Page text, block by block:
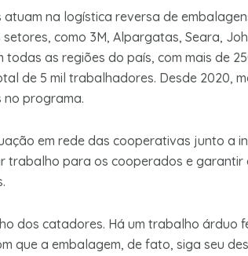
na logística reversa de
como 3M, Alpargatas, Seara,
todas as regiões do país, com mais de
de 5 mil trabalhadores. Desde 2020,
no programa.
em rede das cooperativas junto a
trabalho para os cooperados e garantir
dos catadores. Há um trabalho árduo
que a embalagem, de fato, siga seu